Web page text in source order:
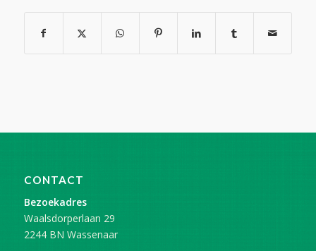
CONTACT
Bezoekadres
Waalsdorperlaan 29
2244 BN Wassenaar